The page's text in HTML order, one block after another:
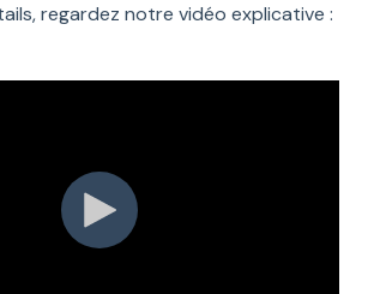
regardez notre vidéo explicative :